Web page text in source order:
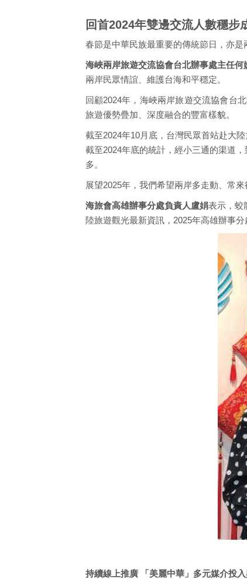
回首2024年雙邊交流人數穩
春節是中華民族最重要的傳統節日，亦
海峽兩岸旅遊交流協會台北辦事處主任何
兩岸民眾情誼、維護台海和平穩定。
回顧2024年，海峽兩岸旅遊交流協會台
旅遊優勢疊加、深度融合的豐富樣貌。
截至2024年10月底，台灣民眾首站赴大
截至2024年底的統計，經小三通的渠道
多。
展望2025年，我們希望兩岸多走動、常
海旅會高雄辦事分處負責人盧娟表示，蛟
陸旅遊觀光最新資訊，2025年高雄辦事
持續線上推廣 「美麗中華」多元媒介投